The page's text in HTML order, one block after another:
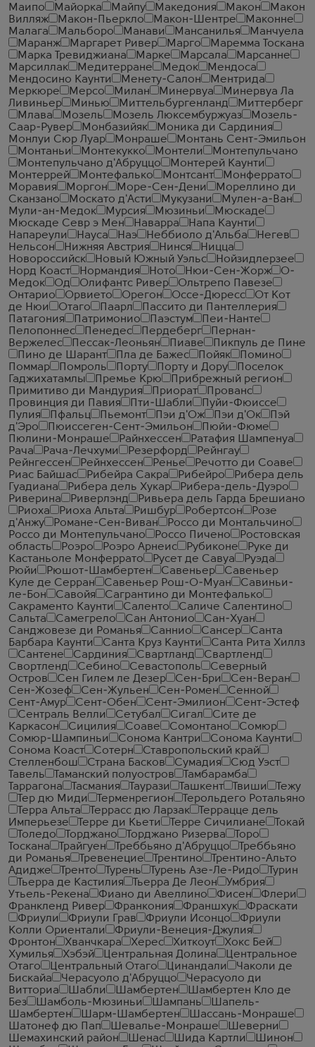
Маипо
Майорка Майпу Македония Макон
Макон
Вилляж
Макон-Пьеркло Макон-Шентре
Маконне
Малага
Мальборо Манави Мансанилья
Манчуела
Маранж
Маргарет Ривер Марго
Маремма Тоскана
Марка Тревиджиана
Марке Марсала
Марсанне
Марсиллак
Медитерране Медок
Мендоса
Мендосино Каунти
Менету-Салон
Ментрида
Меркюре
Мерсо Милан Минервуа
Минервуа Ла
Ливиньер
Минью Миттельбургенланд
Миттерберг
Млава
Мозель Мозель Люксембуржуаз
Мозель-
Саар-Рувер
Монбазийяк
Моника ди Сардиния
Монлуи Сюр Луар
Монраше
Монтань Сент-Эмильон
Монтаньи
Монтекукко Монтели
Монтепульчано
Монтепульчано д'Абруццо
Монтерей Каунти
Монтеррей
Монтефалько Монтсант
Монферрато
Моравия
Моргон Море-Сен-Дени
Мореллино ди
Сканзано
Москато д'Асти Мукузани
Мулен-а-Ван
Мули-ан-Медок
Мурсия Мюзиньи
Мюскаде
Мюскаде Севр э Мен
Наварра
Напа Каунти
Напареули
Науса Наэ Неббиоло д'Альба
Негев
Нельсон
Нижняя Австрия Нинся
Ницца
Новороссийск
Новый Южный Уэльс
Нойзидлерзее
Норд Коаст
Нормандия Ното Нюи-Сен-Жорж
О-
Медок
Од Олифантс Ривер
Ольтрепо Павезе
Онтарио
Орвието Орегон Оссе-Дюресс
От Кот
де Нюи
Отаго Паарл
Пассито ди Пантеллерия
Патагония
Патримонио Паэстум
Пеи-Нанте
Пелопоннес
Пенедес Пердеберг
Пернан-
Вержелес
Пессак-Леоньян Пиаве
Пикпуль де Пине
Пино де Шарант
Пла де Бажес Пойяк
Помино
Поммар
Помроль Порту Порту и Дору
Поселок
Гаджихатамлы
Премье Крю
Прибрежный регион
Примитиво ди Мандурия
Приорат
Прованс
Провинция ди Павия
Пти-Шабли
Пуйи-Фюиссе
Пулия
Пфальц Пьемонт Пэи д'Ож Пэи д'Ок
Пэй
д'Эро
Пюиссеген-Сент-Эмильон
Пюйи-Фюме
Пюлини-Монраше
Райнхессен
Ратафия Шампенуа
Рача
Рача-Лечхуми Резерфорд
Рейнгау
Рейнгессен
Рейнхессен Ренье
Речотто ди Соаве
Риас Байшас
Рибейра Сакра Рибейро
Рибера дель
Гуадиана
Рибера дель Хукар
Рибера-дель-Дуэро
Риверина
Риверлэнд
Ривьера дель Гарда Брешиано
Риоха
Риоха Альта Ришбур Робертсон
Розе
д'Анжу
Романе-Сен-Виван
Россо ди Монтальчино
Россо ди Монтепульчано
Россо Пичено
Ростовская
область
Роэро Роэро Арнеис Рубиконе
Руке ди
Кастаньоле Монферрато
Русет де Савуа
Руэда
Рюйи
Рюшот-Шамбертен Савеньер
Савеньер
Куле де Серран
Савеньер Рош-О-Муан
Савиньи-
ле-Бон
Савойя
Сагрантино ди Монтефалько
Сакраменто Каунти
Саленто
Саличе Салентино
Сальта
Самегрело Сан Антонио
Сан-Хуан
Санджовезе ди Романья
Саннио Сансер
Санта
Барбара Каунти
Санта Круз Каунти
Санта Рита Хиллз
Сантене
Сардиния Свартланд
Свартленд
Свортленд
Себино Севастополь
Северный
Остров
Сен Гилем ле Дезер Сен-Бри
Сен-Веран
Сен-Жозеф
Сен-Жульен Сен-Ромен
Сенной
Сент-Амур
Сент-Обен Сент-Эмилион
Сент-Эстеф
Сентраль Велли
Сетубал Сигал
Сите де
Каркасон
Сицилия Соаве Сомонтано
Сомюр
Сомюр-Шампиньи
Сонома Кантри
Сонома Каунти
Сонома Коаст
Сотерн
Ставропольский край
Стелленбош
Страна Басков Сумадия
Сюд Уэст
Тавель
Таманский полуостров
Тамбарамба
Таррагона
Тасмания Таурази Ташкент Твиши
Тежу
Тер дю Миди
Терменрегион
Терольдего Ротальяно
Терра Альта
Террасс дю Ларзак
Террацце дель
Имперьезе
Терре ди Кьети Терре Сичилиане
Токай
Толедо
Торджано Торджано Ризерва
Торо
Тоскана
Трайгуен Треббьяно д'Абруццо
Треббьяно
ди Романья
Тревенецие Трентино
Трентино-Альто
Адидже
Тренто Турень Турень Азе-Ле-Ридо
Турин
Тьерра де Кастилия
Тьерра Де Леон
Умбрия
Утьель-Рекена
Фиано ди Авеллино Фисен
Флери
Франкленд Ривер
Франкония Франшхук
Фраскати
Фриули
Фриули Грав Фриули Исонцо
Фриули
Колли Ориентали
Фриули-Венеция-Джулия
Фронтон
Хванчкара Херес Хиткоут
Хокс Бей
Хумилья
Хэбэй Центральная Долина
Центральное
Отаго
Центральный Отаго Цинандали
Чаколи де
Бискайа
Черасуоло д'Абруццо
Черасуоло ди
Витториа
Шабли Шамбертен
Шамбертен Кло де
Без
Шамболь-Мюзиньи Шампань
Шапель-
Шамбертен
Шарм-Шамбертен
Шассань-Монраше
Шатонеф дю Пап
Шевалье-Монраше
Шеверни
Шемахинский район
Шенас Шида Картли
Шинон